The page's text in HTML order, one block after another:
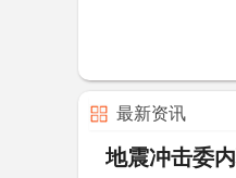
最新资讯
地震冲击委